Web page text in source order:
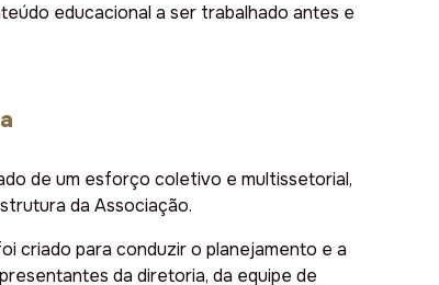
educacional a ser trabalhado antes e
de um esforço coletivo e multissetorial,
da Associação.
criado para conduzir o planejamento e a
da diretoria, da equipe de